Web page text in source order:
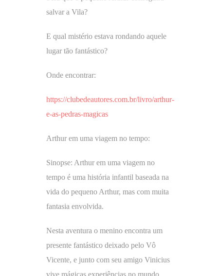
salvar a Vila?
E qual mistério estava rondando aquele
lugar tão fantástico?
Onde encontrar:
https://clubedeautores.com.br/livro/arthur-
e-as-pedras-magicas
Arthur em uma viagem no tempo:
Sinopse: Arthur em uma viagem no
tempo é uma história infantil baseada na
vida do pequeno Arthur, mas com muita
fantasia envolvida.
Nesta aventura o menino encontra um
presente fantástico deixado pelo Vô
Vicente, e junto com seu amigo Vinicius